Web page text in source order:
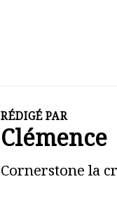
RÉDIGÉ PAR
Clémence
Cornerstone la